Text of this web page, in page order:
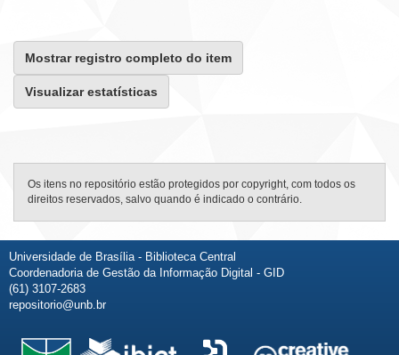
Mostrar registro completo do item
Visualizar estatísticas
Os itens no repositório estão protegidos por copyright, com todos os
direitos reservados, salvo quando é indicado o contrário.
Universidade de Brasília - Biblioteca Central
Coordenadoria de Gestão da Informação Digital - GID
(61) 3107-2683
repositorio@unb.br